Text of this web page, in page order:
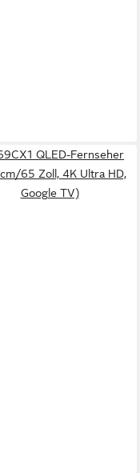
QLED-Fernseher
65 Zoll, 4K Ultra HD,
Google TV)